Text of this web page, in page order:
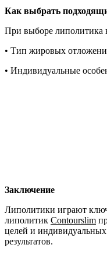
Как выбрать
При выборе липолитика
• Тип жировых
• Индивидуальные
Заключение
Липолитики играют
липолитик Contourslim
целей и
результатов.